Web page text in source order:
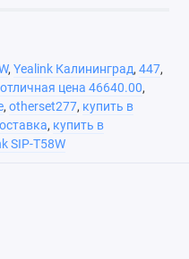
, Yealink Калининград, 447,
отличная цена 46640.00,
, otherset277, купить в
, купить в
SIP-T58W